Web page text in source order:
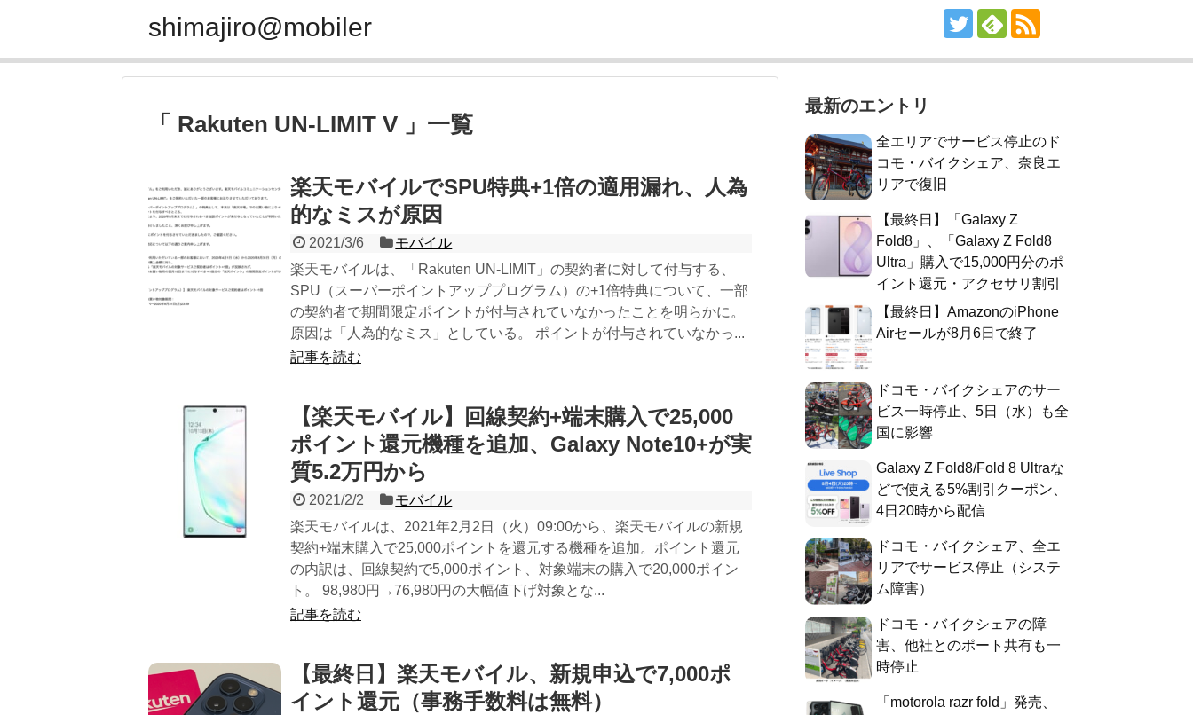
shimajiro@mobiler
「 Rakuten UN-LIMIT V 」一覧
楽天モバイルでSPU特典+1倍の適用漏れ、人為
的なミスが原因
2021/3/6
モバイル
楽天モバイルは、「Rakuten UN-LIMIT」の契約者に対して付与する、
SPU（スーパーポイントアッププログラム）の+1倍特典について、一部
の契約者で期間限定ポイントが付与されていなかったことを明らかに。
原因は「人為的なミス」としている。 ポイントが付与されていなかっ...
記事を読む
【楽天モバイル】回線契約+端末購入で25,000
ポイント還元機種を追加、Galaxy Note10+が実
質5.2万円から
2021/2/2
モバイル
楽天モバイルは、2021年2月2日（火）09:00から、楽天モバイルの新規
契約+端末購入で25,000ポイントを還元する機種を追加。ポイント還元
の内訳は、回線契約で5,000ポイント、対象端末の購入で20,000ポイン
ト。 98,980円→76,980円の大幅値下げ対象とな...
記事を読む
【最終日】楽天モバイル、新規申込で7,000ポ
イント還元（事務手数料は無料）
最新のエントリ
全エリアでサービス停止のド
コモ・バイクシェア、奈良エ
リアで復旧
【最終日】「Galaxy Z
Fold8」、「Galaxy Z Fold8
Ultra」購入で15,000円分のポ
イント還元・アクセサリ割引
【最終日】AmazonのiPhone
Airセールが8月6日で終了
ドコモ・バイクシェアのサー
ビス一時停止、5日（水）も全
国に影響
Galaxy Z Fold8/Fold 8 Ultraな
どで使える5%割引クーポン、
4日20時から配信
ドコモ・バイクシェア、全エ
リアでサービス停止（システ
ム障害）
ドコモ・バイクシェアの障
害、他社とのポート共有も一
時停止
「motorola razr fold」発売、